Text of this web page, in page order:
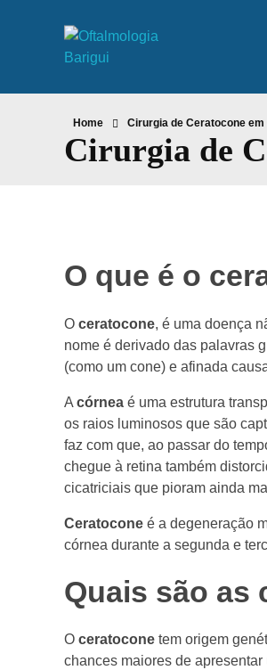
Oftalmologia Barigui
Oftalmologia Curitiba
Home Cirurgia de Ceratocone em
Cirurgia de
O que é o
O ceratocone, é uma doença
nome é derivado das palavras
(como um cone) e afinada
A córnea é uma estrutura
os raios luminosos que são
faz com que, ao passar do
chegue à retina também
cicatriciais que pioram ainda
Ceratocone é a degeneração
córnea durante a segunda e
Quais são as
O ceratocone tem origem
chances maiores de